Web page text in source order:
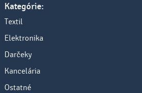
Kategórie:
Textil
Elektronika
Darčeky
Kancelária
Ostatné